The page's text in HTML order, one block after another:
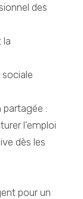
des
la
partagée :
l’emploi
dès les
pour un